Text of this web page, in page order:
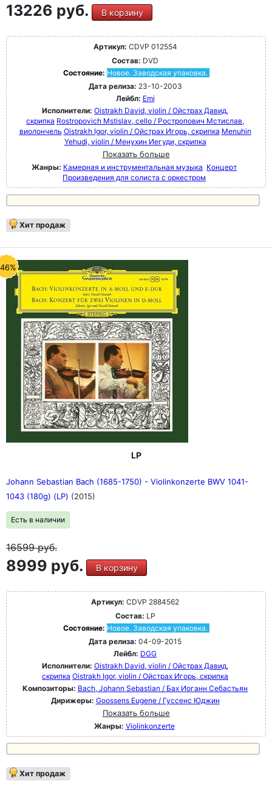
13226 руб. В корзину
Артикул: CDVP 012554
Состав: DVD
Состояние: Новое. Заводская упаковка.
Дата релиза: 23-10-2003
Лейбл: Emi
Исполнители: Oistrakh David, violin / Ойстрах Давид,
скрипка Rostropovich Mstislav, cello / Ростропович Мстислав,
виолончель Oistrakh Igor, violin / Ойстрах Игорь, скрипка Menuhin
Yehudi, violin / Менухин Иегуди, скрипка
Показать больше
Жанры: Камерная и инструментальная музыка Концерт
Произведения для солиста с оркестром
Хит продаж
LP
Johann Sebastian Bach (1685-1750) - Violinkonzerte BWV 1041-
1043 (180g) (LP) (2015)
Есть в наличии
16599руб.
8999 руб. В корзину
Артикул: CDVP 2884562
Состав: LP
Состояние: Новое. Заводская упаковка.
Дата релиза: 04-09-2015
Лейбл: DGG
Исполнители: Oistrakh David, violin / Ойстрах Давид,
скрипка Oistrakh Igor, violin / Ойстрах Игорь, скрипка
Композиторы: Bach, Johann Sebastian / Бах Иоганн Себастьян
Дирижеры: Goossens Eugene / Гуссенс Юджин
Показать больше
Жанры: Violinkonzerte
Хит продаж